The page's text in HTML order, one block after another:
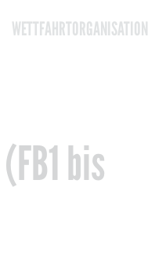
WETTFAHRTORGANISATION
bis